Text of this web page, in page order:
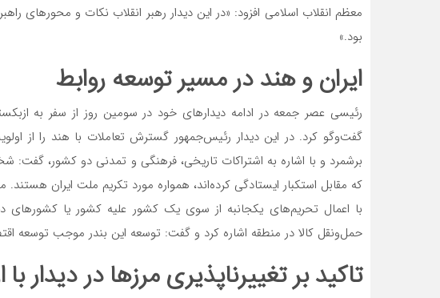
معظم انقلاب اسلامی افزود: «در این دیدار رهبر انقلاب نکات و محورهای
بود.»
ایران و هند در مسیر توسعه روابط
رئیسی عصر جمعه در ادامه دیدارهای خود در سومین روز از سفر به
گفت‌‌‌وگو کرد. در این دیدار رئیس‌‌‌جمهور گسترش تعاملات با هند را از
برشمرد و با اشاره به اشتراکات تاریخی، فرهنگی و تمدنی دو کشور،
که مقابل استکبار ایستادگی کرده‌‌‌اند، همواره مورد تکریم ملت ایران
با اعمال تحریم‌های یکجانبه از سوی یک کشور علیه کشور یا کشورهای
حمل‌ونقل کالا در منطقه اشاره کرد و گفت: توسعه این بندر موجب توسعه
تاکید بر تغییرناپذیری مرزها در دیدار با